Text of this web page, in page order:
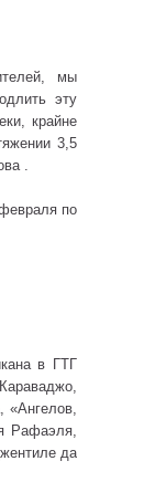
мы
эту
крайне
3,5
.
по
в ГТГ
Рафаэля,
да